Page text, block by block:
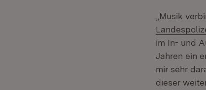
„Musik
im In- und
Jahren ein
mir sehr
dieser